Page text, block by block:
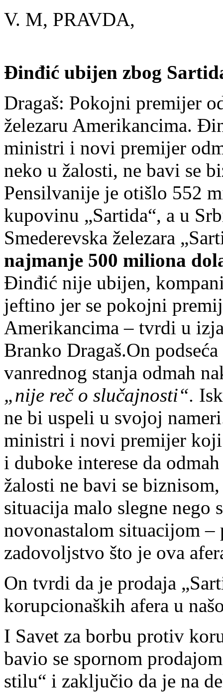
V. M, PRAVDA,
Đinđić ubijen zbog
Dragaš: Pokojni premijer
železaru Amerikancima.
ministri i novi premijer
neko u žalosti, ne bavi se
Pensilvanije je otišlo 552
kupovinu „Sartida“, a u
Smederevska železara
najmanje 500 miliona
Đinđić nije ubijen,
jeftino jer se pokojni
Amerikancima – tvrdi u
Branko Dragaš.On
vanrednog stanja odmah
„nije reč o slučajnosti“.
ne bi uspeli u svojoj
ministri i novi premijer
i duboke interese da
žalosti ne bavi se
situacija malo slegne nego
novonastalom situacijom –
zadovoljstvo što je ova
On tvrdi da je prodaja
korupcionaških afera u
I Savet za borbu protiv
bavio se spornom
stilu“ i zaključio da je na